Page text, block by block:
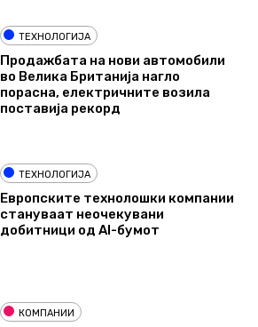
ТЕХНОЛОГИЈА
Продажбата на нови автомобили
во Велика Британија нагло
порасна, електричните возила
поставија рекорд
ТЕХНОЛОГИЈА
Европските технолошки компании
стануваат неочекувани
добитници од AI-бумот
КОМПАНИИ